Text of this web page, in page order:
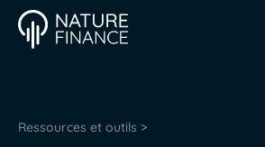
Ressources et outils >